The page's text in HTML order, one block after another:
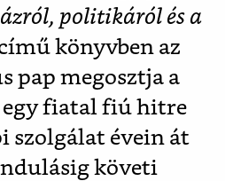
politikáról és a
könyvben az
pap megosztja a
egy fiatal fiú hitre
szolgálat évein át
követi